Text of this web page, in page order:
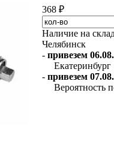
368 ₽
Наличие на
Челябинск
- привезем
Екатеринбург
- привезем
Вероятность